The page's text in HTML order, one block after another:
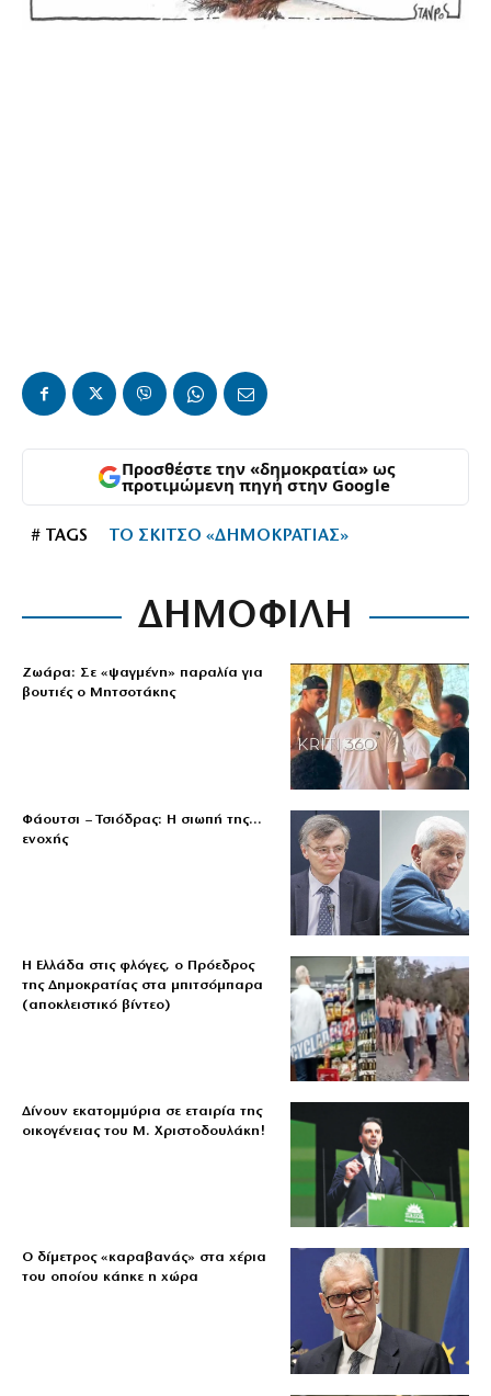
Προσθέστε την «δημοκρατία» ως
προτιμώμενη πηγή στην Google
# TAGS ΤΟ ΣΚΙΤΣΟ «ΔΗΜΟΚΡΑΤΙΑΣ»
ΔΗΜΟΦΙΛΗ
Ζωάρα: Σε «ψαγμένη» παραλία για
βουτιές ο Μητσοτάκης
Φάουτσι – Τσιόδρας: Η σιωπή της…
ενοχής
Η Ελλάδα στις φλόγες, ο Πρόεδρος
της Δημοκρατίας στα μπιτσόμπαρα
(αποκλειστικό βίντεο)
Δίνουν εκατομμύρια σε εταιρία της
οικογένειας του Μ. Χριστοδουλάκη!
Ο δίμετρος «καραβανάς» στα χέρια
του οποίου κάηκε η χώρα